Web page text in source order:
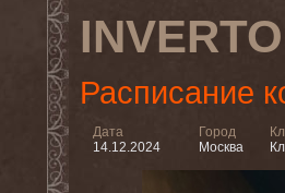
Расписание
Дата
14.12.2024
Город
Москва